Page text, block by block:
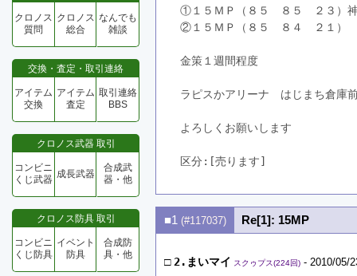
クロノス
質問
クロノス
総合
なんでも
雑談
交換・査定・取引連絡
アイテム
交換
アイテム
査定
取引連絡
BBS
クロノス武器 取引
コンビニ
くじ武器 成長武器
合成武
器・他
クロノス防具 取引
コンビニ
くじ防具
イベント
防具
合成防
具・他
①１５ＭＰ（８５　８５　２３）
②１５ＭＰ（８５　８４　２１）
金策１週間程度
ラピスかアリーナ　はじまち倉庫
よろしくお願いします
区分:[売ります]
■1 (#117037) Re[1]: 15MP
□ 2.まいマイ スクゥプス(224回) - 2010/05/